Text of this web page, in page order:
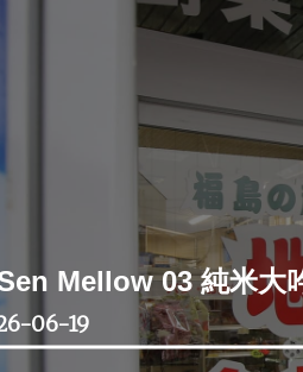
Mellow 03 純米
06-19